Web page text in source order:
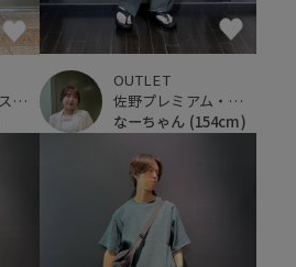
軽井沢・プリンスショッピングプラザ
OUTLET
佐野プレミアム・アウトレット
なーちゃん (154cm)